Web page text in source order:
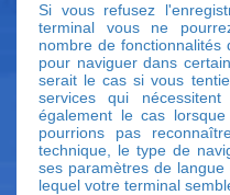
Si vous refusez
terminal vous ne
nombre de fonctionnalités
pour naviguer dans
serait le cas si vous
services qui
également le cas
pourrions pas
technique, le type de
ses paramètres de
lequel votre terminal